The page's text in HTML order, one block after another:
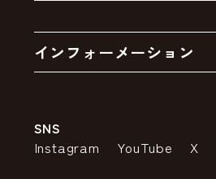
卸販売・大量注文
アウトレットセール
お支払いについて
インフォーメーション
特定商取引法の表示
SNS
Instagram YouTube X